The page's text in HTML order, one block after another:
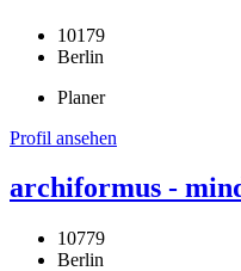
10179
Berlin
Planer
Profil ansehen
archiformus -
10779
Berlin